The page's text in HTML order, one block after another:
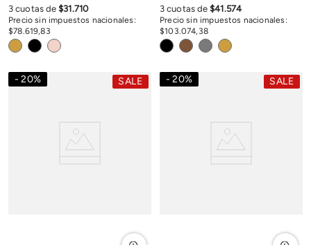
Precio sin impuestos nacionales:
$78 619,83
3 cuotas de$31.710
Precio sin impuestos nacionales:
$103 074, 38
3 cuotas de$41.574
20% SALE 20% SALE